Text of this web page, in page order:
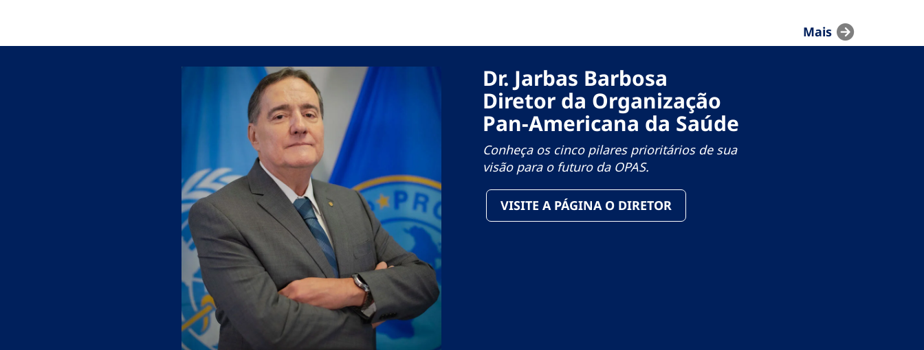
Mais
Dr. Jarbas Barbosa
Diretor da Organização
Pan-Americana da Saúde
Conheça os cinco pilares prioritários de sua
visão para o futuro da OPAS.
VISITE A PÁGINA O DIRETOR